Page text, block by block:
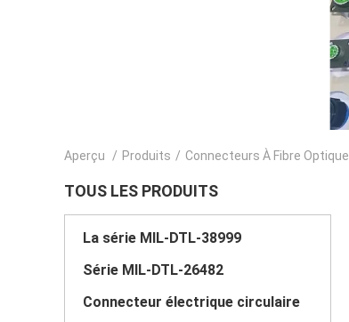
Aperçu / Produits / Connecteurs À Fibre Optique
TOUS LES PRODUITS
La série MIL-DTL-38999
Série MIL-DTL-26482
Connecteur électrique circulaire